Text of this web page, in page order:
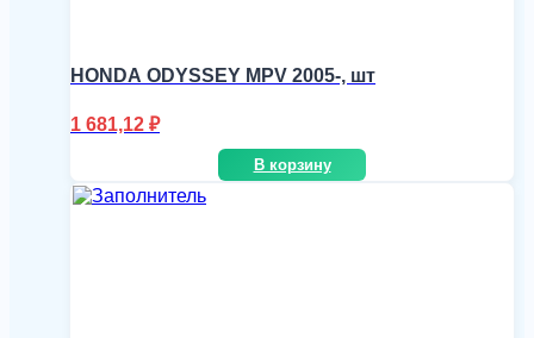
HONDA ODYSSEY MPV 2005-, шт
1 681,12 ₽
В корзину